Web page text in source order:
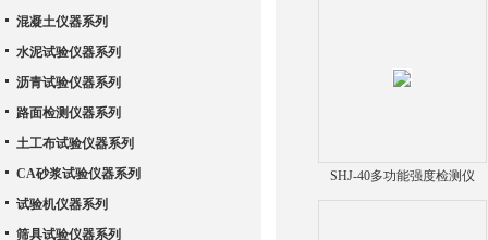
SHJ-40多功能强度检测仪
混凝土仪器系列
水泥试验仪器系列
沥青试验仪器系列
路面检测仪器系列
土工布试验仪器系列
CA砂浆试验仪器系列
试验机仪器系列
筛具试验仪器系列